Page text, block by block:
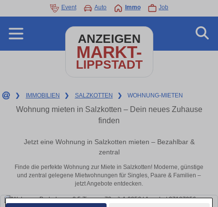
Event Auto Immo Job
ANZEIGEN
MARKT-
LIPPSTADT
❯ IMMOBILIEN ❯ SALZKOTTEN ❯ WOHNUNG-MIETEN
Wohnung mieten in Salzkotten – Dein neues Zuhause
finden
Jetzt eine Wohnung in Salzkotten mieten – Bezahlbar &
zentral
Finde die perfekte Wohnung zur Miete in Salzkotten! Moderne, günstige
und zentral gelegene Mietwohnungen für Singles, Paare & Familien –
jetzt Angebote entdecken.